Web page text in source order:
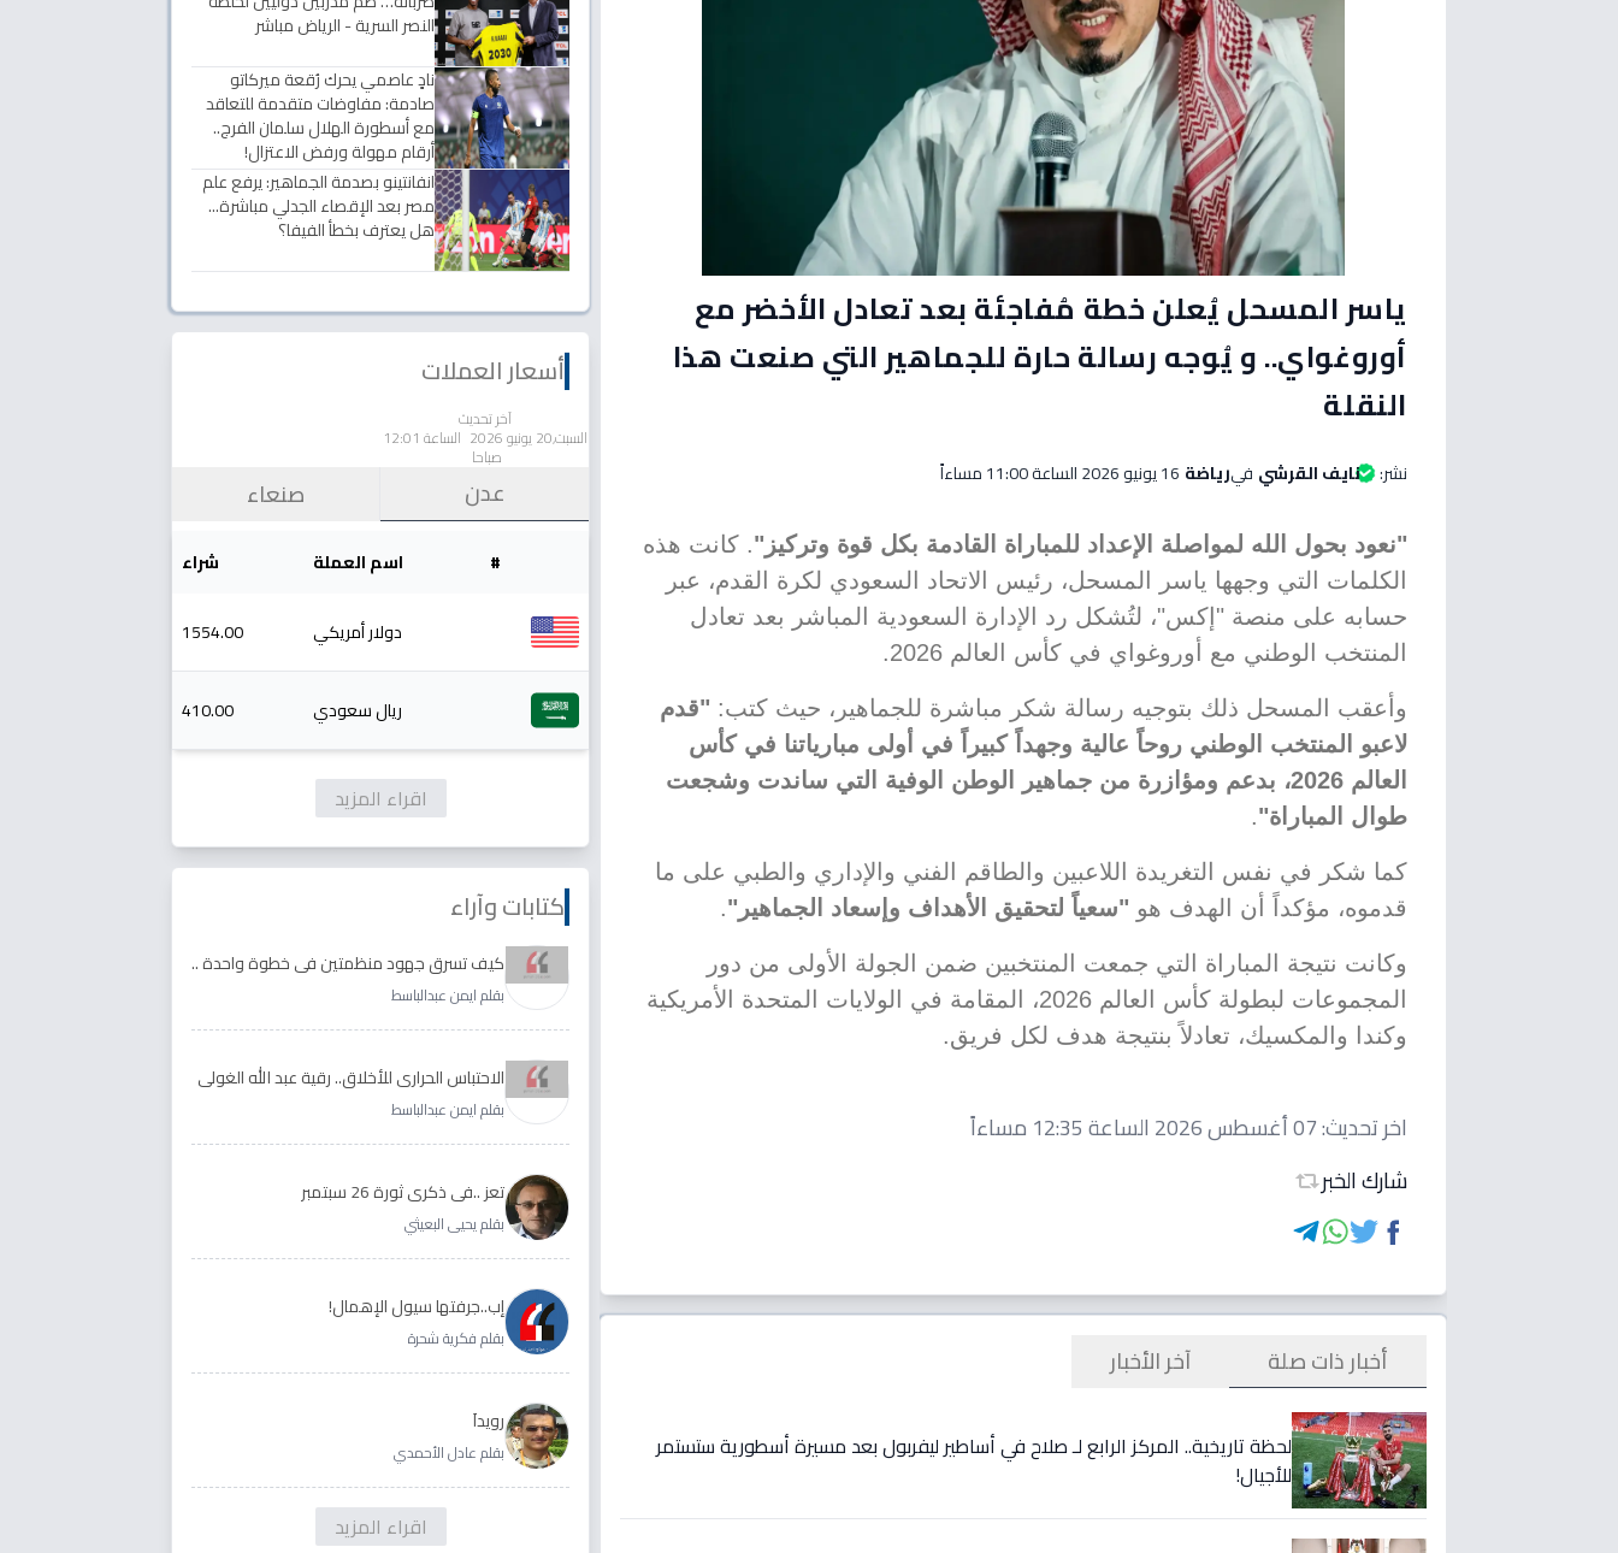
ياسر المسحل يُعلن خطة مُفاجئة بعد تعادل الأخضر مع
أوروغواي.. و يُوجه رسالة حارة للجماهير التي صنعت هذا
النقلة
نشر: نايف القرشي فيرياضة 16 يونيو 2026 الساعة 11:00 مساءاً
"نعود بحول الله لمواصلة الإعداد للمباراة القادمة بكل قوة وتركيز". كانت هذه
الكلمات التي وجهها ياسر المسحل، رئيس الاتحاد السعودي لكرة القدم، عبر
حسابه على منصة "إكس"، لتُشكل رد الإدارة السعودية المباشر بعد تعادل
المنتخب الوطني مع أوروغواي في كأس العالم 2026.
وأعقب المسحل ذلك بتوجيه رسالة شكر مباشرة للجماهير، حيث كتب: "قدم
لاعبو المنتخب الوطني روحاً عالية وجهداً كبيراً في أولى مبارياتنا في كأس
العالم 2026، بدعم ومؤازرة من جماهير الوطن الوفية التي ساندت وشجعت
طوال المباراة".
كما شكر في نفس التغريدة اللاعبين والطاقم الفني والإداري والطبي على ما
قدموه، مؤكداً أن الهدف هو "سعياً لتحقيق الأهداف وإسعاد الجماهير".
وكانت نتيجة المباراة التي جمعت المنتخبين ضمن الجولة الأولى من دور
المجموعات لبطولة كأس العالم 2026، المقامة في الولايات المتحدة الأمريكية
وكندا والمكسيك، تعادلاً بنتيجة هدف لكل فريق.
اخر تحديث:07 أغسطس 2026 الساعة 12:35 مساءاً
شارك الخبر
أخبار ذات صلة آخر الأخبار
لحظة تاريخية.. المركز الرابع لـ صلاح في أساطير ليفربول بعد مسيرة أسطورية ستستمر
للأجيال!
النصر السرية - الرياض مباشر
نادٍ عاصمي يحرك رُقعة ميركاتو
صادمة: مفاوضات متقدمة للتعاقد
مع أسطورة الهلال سلمان الفرج..
أرقام مهولة ورفض الاعتزال!
انفانتينو بصدمة الجماهير: يرفع علم
مصر بعد الإقصاء الجدلي مباشرة...
هل يعترف بخطأ الفيفا؟
أسعار العملات
آخر تحديث
السبت,20 يونيو 2026 الساعة 12:01
صباحا
عدن صنعاء
# اسم العملة شراء
دولار أمريكي 1554.00
ريال سعودي 410.00
اقراء المزيد
كتابات وآراء
كيف تسرق جهود منظمتين في خطوة واحدة ..
الأجابة لدى رقية عبد الله الغولي وغدير طيره
بقلم ايمن عبدالباسط
الاحتباس الحراري للأخلاق.. رقية عبد الله الغولي
وغدير طيره نموذجا
بقلم ايمن عبدالباسط
تعز ..في ذكرى ثورة 26 سبتمبر
بقلم يحيى البعيثي
إب..جرفتها سيول الإهمال!
بقلم فكرية شحرة
رويداَ
بقلم عادل الأحمدي
اقراء المزيد